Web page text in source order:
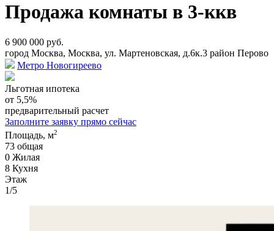
Продажа комнаты в 3-ккв
6 900 000 руб.
город Москва, Москва, ул. Мартеновская, д.6к.3 район Перово
Метро Новогиреево
Льготная ипотека
от 5,5%
предварительный расчет
Заполните заявку прямо сейчас
Площадь, м2
73 общая
0 Жилая
8 Кухня
Этаж
1/5